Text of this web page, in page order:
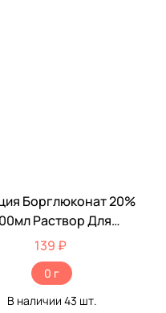
Борглюконат 20%
Раствор Для
МосАгроГен
139 ₽
0 г
В наличии 43 шт.